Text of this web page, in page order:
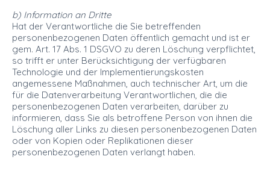
b) Information an Dritte
Hat der Verantwortliche die Sie betreffenden
personenbezogenen Daten öffentlich gemacht und ist er
gem. Art. 17 Abs. 1 DSGVO zu deren Löschung verpflichtet,
so trifft er unter Berücksichtigung der verfügbaren
Technologie und der Implementierungskosten
angemessene Maßnahmen, auch technischer Art, um die
für die Datenverarbeitung Verantwortlichen, die die
personenbezogenen Daten verarbeiten, darüber zu
informieren, dass Sie als betroffene Person von ihnen die
Löschung aller Links zu diesen personenbezogenen Daten
oder von Kopien oder Replikationen dieser
personenbezogenen Daten verlangt haben.